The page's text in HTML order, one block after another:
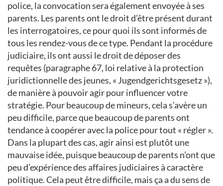
police, la convocation sera également envoyée à ses
parents. Les parents ont le droit d’être présent durant
les interrogatoires, ce pour quoi ils sont informés de
tous les rendez-vous de ce type. Pendant la procédure
judiciaire, ils ont aussi le droit de déposer des
requêtes (paragraphe 67, loi relative à la protection
juridictionnelle des jeunes, « Jugendgerichtsgesetz »),
de manière à pouvoir agir pour influencer votre
stratégie. Pour beaucoup de mineurs, cela s’avère un
peu difficile, parce que beaucoup de parents ont
tendance à coopérer avec la police pour tout « régler ».
Dans la plupart des cas, agir ainsi est plutôt une
mauvaise idée, puisque beaucoup de parents n’ont que
peu d’expérience des affaires judiciaires à caractère
politique. Cela peut être difficile, mais ça a du sens de